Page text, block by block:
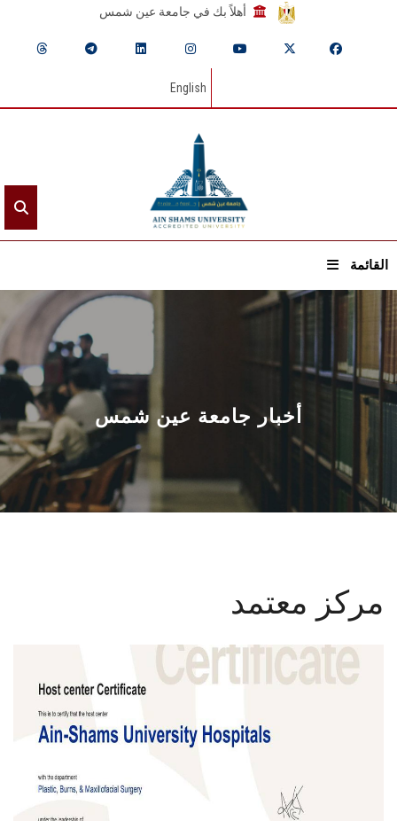
أهلاً بك في جامعة عين شمس
English
القائمة
الرئيسيـة
عن الجامعة
القطاعـات
الشئون الأكاديمية
البحث العلمي
أخبار جامعة عين شمس
مركز معتمد